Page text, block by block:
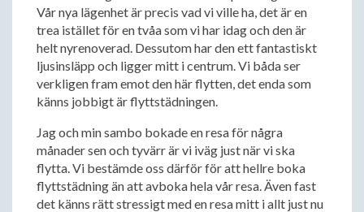
Vår nya lägenhet är precis vad vi ville ha, det är en
trea istället för en tvåa som vi har idag och den är
helt nyrenoverad. Dessutom har den ett fantastiskt
ljusinsläpp och ligger mitt i centrum. Vi båda ser
verkligen fram emot den här flytten, det enda som
känns jobbigt är flyttstädningen.
Jag och min sambo bokade en resa för några
månader sen och tyvärr är vi iväg just när vi ska
flytta. Vi bestämde oss därför för att hellre boka
flyttstädning än att avboka hela vår resa. Även fast
det känns rätt stressigt med en resa mitt i allt just nu